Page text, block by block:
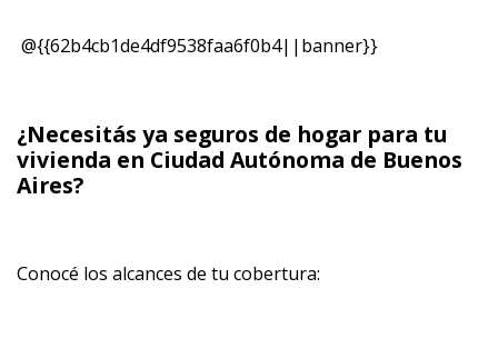
@{{62b4cb1de4df9538faa6f0b4||banner}}
¿Necesitás ya seguros de hogar para tu
vivienda en Ciudad Autónoma de Buenos
Aires?
Conocé los alcances de tu cobertura: